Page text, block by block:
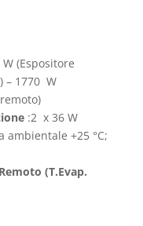
(Espositore
– 1770 W
:2 x 36 W
ambientale +25 °C;
(T.Evap.